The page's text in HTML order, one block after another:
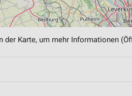
Karte, um mehr Informationen